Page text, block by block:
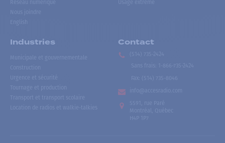
Réseau numérique
Nous joindre
English
Usage extrême
Industries
Municipale et gouvernementale
Construction
Urgence et sécurité
Tournage et production
Transport et transport scolaire
Location de radios et walkie-talkies
Contact
(514) 735-2424
Sans frais
1-866-735-2424
Fax:
(514) 735-8046
info@accesradio.com
5591, rue Paré
Montréal, Québec
H4P 1P7